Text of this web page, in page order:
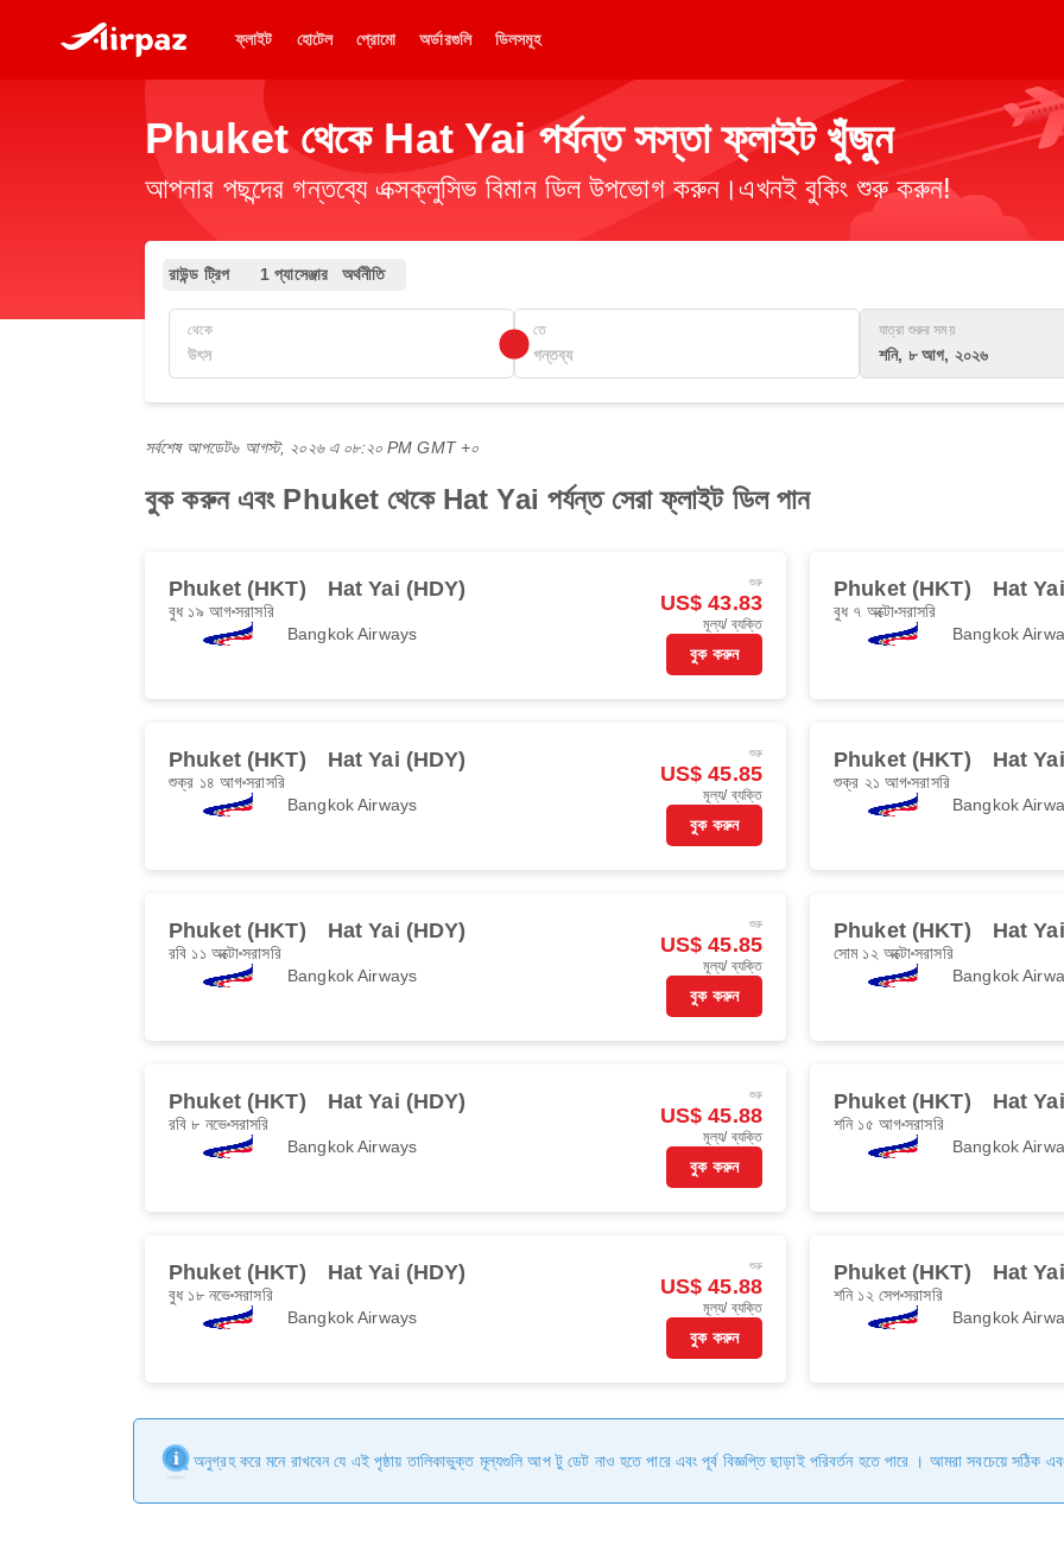
ফ্লাইট হোটেল প্রোমো অর্ডারগুলি ডিলসমূহ
Phuket থেকে Hat Yai পর্যন্ত সস্তা ফ্লাইট খুঁজুন
আপনার পছন্দের গন্তব্যে এক্সক্লুসিভ বিমান ডিল উপভোগ করুন।এখনই বুকিং শুরু করুন!
রাউন্ড ট্রিপ 1 প্যাসেঞ্জার অর্থনীতি
থেকে তে যাত্রা শুরুর সময়
শনি, ৮ আগ, ২০২৬
সর্বশেষ আপডেট৬ আগস্ট, ২০২৬ এ ০৮:২০ PM GMT +০
বুক করুন এবং Phuket থেকে Hat Yai পর্যন্ত সেরা ফ্লাইট ডিল পান
Phuket (HKT) Hat Yai (HDY)
বুধ ১৯ আগসরাসরি
Bangkok Airways
শুরু
US$ 43.83
মূল্য/ ব্যক্তি
বুক করুন
Phuket (HKT) Hat
বুধ ৭ অক্টোসরাসরি
Bangkok
Phuket (HKT) Hat Yai (HDY)
শুক্র ১৪ আগসরাসরি
Bangkok Airways
শুরু
US$ 45.85
মূল্য/ ব্যক্তি
বুক করুন
Phuket (HKT) Hat
শুক্র ২১ আগসরাসরি
Bangkok
Phuket (HKT) Hat Yai (HDY)
রবি ১১ অক্টোসরাসরি
Bangkok Airways
শুরু
US$ 45.85
মূল্য/ ব্যক্তি
বুক করুন
Phuket (HKT) Hat
সোম ১২ অক্টোসরাসরি
Bangkok
Phuket (HKT) Hat Yai (HDY)
রবি ৮ নভেসরাসরি
Bangkok Airways
শুরু
US$ 45.88
মূল্য/ ব্যক্তি
বুক করুন
Phuket (HKT) Hat
শনি ১৫ আগসরাসরি
Bangkok
Phuket (HKT) Hat Yai (HDY)
বুধ ১৮ নভেসরাসরি
Bangkok Airways
শুরু
US$ 45.88
মূল্য/ ব্যক্তি
বুক করুন
Phuket (HKT) Hat
শনি ১২ সেপসরাসরি
Bangkok
অনুগ্রহ করে মনে রাখবেন যে এই পৃষ্ঠায় তালিকাভুক্ত মূল্যগুলি আপ টু ডেট নাও হতে পারে এবং পূর্ব বিজ্ঞপ্তি ছাড়াই পরিবর্তন হতে পারে । আমরা সবচেয়ে সঠিক